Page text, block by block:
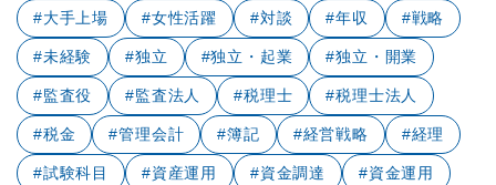
#大手上場 #女性活躍 #対談 #年収 #戦略
#未経験 #独立 #独立・起業 #独立・開業
#監査役 #監査法人 #税理士 #税理士法人
#税金 #管理会計 #簿記 #経営戦略 #経理
#試験科目 #資産運用 #資金調達 #資金運用